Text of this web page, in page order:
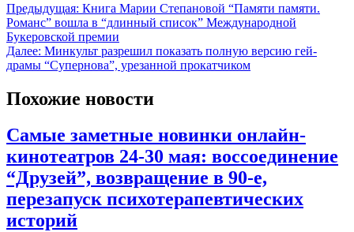
Предыдущая: Книга Марии Степановой “Памяти памяти.
Романс” вошла в “длинный список” Международной
Букеровской премии
Далее: Минкульт разрешил показать полную версию гей-
драмы “Супернова”, урезанной прокатчиком
Похожие новости
Самые заметные новинки онлайн-
кинотеатров 24-30 мая: воссоединение
“Друзей”, возвращение в 90-е,
перезапуск психотерапевтических
историй